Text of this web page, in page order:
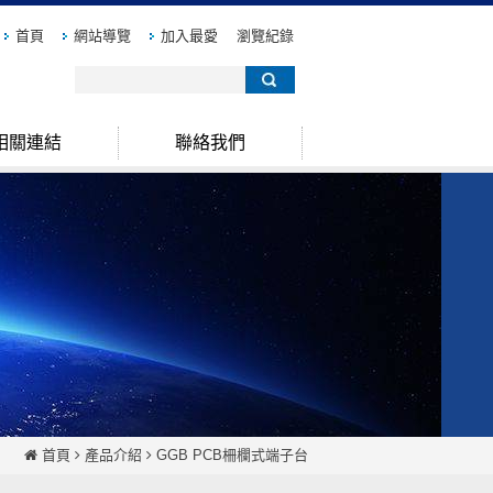
首頁 網站導覽 加入最愛 瀏覽紀錄
關連結 聯絡我們
首頁 產品介紹 GGB PCB柵欄式端子台